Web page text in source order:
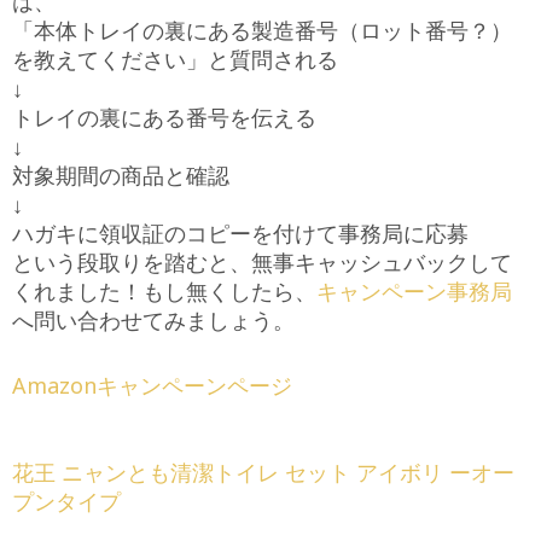
「本体トレイの裏にある製造番号（ロット番号？）
を教えてください」と質問される
↓
トレイの裏にある番号を伝える
↓
対象期間の商品と確認
↓
ハガキに領収証のコピーを付けて事務局に応募
という段取りを踏むと、無事キャッシュバックして
くれました！もし無くしたら、 キャンペーン事務局
へ問い合わせてみましょう。
Amazonキャンペーンページ
花王 ニャンとも清潔トイレ セット アイボリ ーオー
プンタイプ